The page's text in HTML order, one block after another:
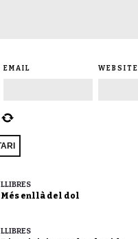
EMAIL WEBSITE
LLIBRES
Més enllà del dol
LLIBRES